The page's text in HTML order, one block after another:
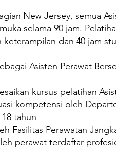
New Jersey, semua
selama 90 jam.
dan 40 jam
Asisten Perawat
kursus pelatihan
kompetensi oleh
tahun
Fasilitas Perawatan
perawat terdaftar